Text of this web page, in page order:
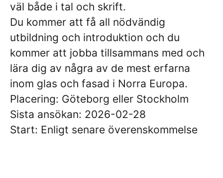
väl både i tal och skrift.
Du kommer att få all nödvändig
utbildning och introduktion och du
kommer att jobba tillsammans med och
lära dig av några av de mest erfarna
inom glas och fasad i Norra Europa.
Placering: Göteborg eller Stockholm
Sista ansökan: 2026-02-28
Start: Enligt senare överenskommelse